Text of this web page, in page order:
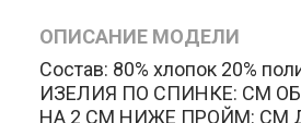
ОПИСАНИЕ МОДЕЛИ
Состав: 80% хлопок 20%
ИЗЕЛИЯ ПО СПИНКЕ: СМ
НА 2 СМ НИЖЕ ПРОЙМ: СМ